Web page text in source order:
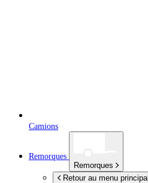
Camions
Remorques
Remorques
Retour au menu principal